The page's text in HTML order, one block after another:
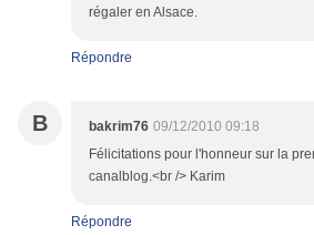
régaler en Alsace.
Répondre
B bakrim76 09/12/2010 09:18
Félicitations pour l'honneur sur la
canalblog.<br /> Karim
Répondre